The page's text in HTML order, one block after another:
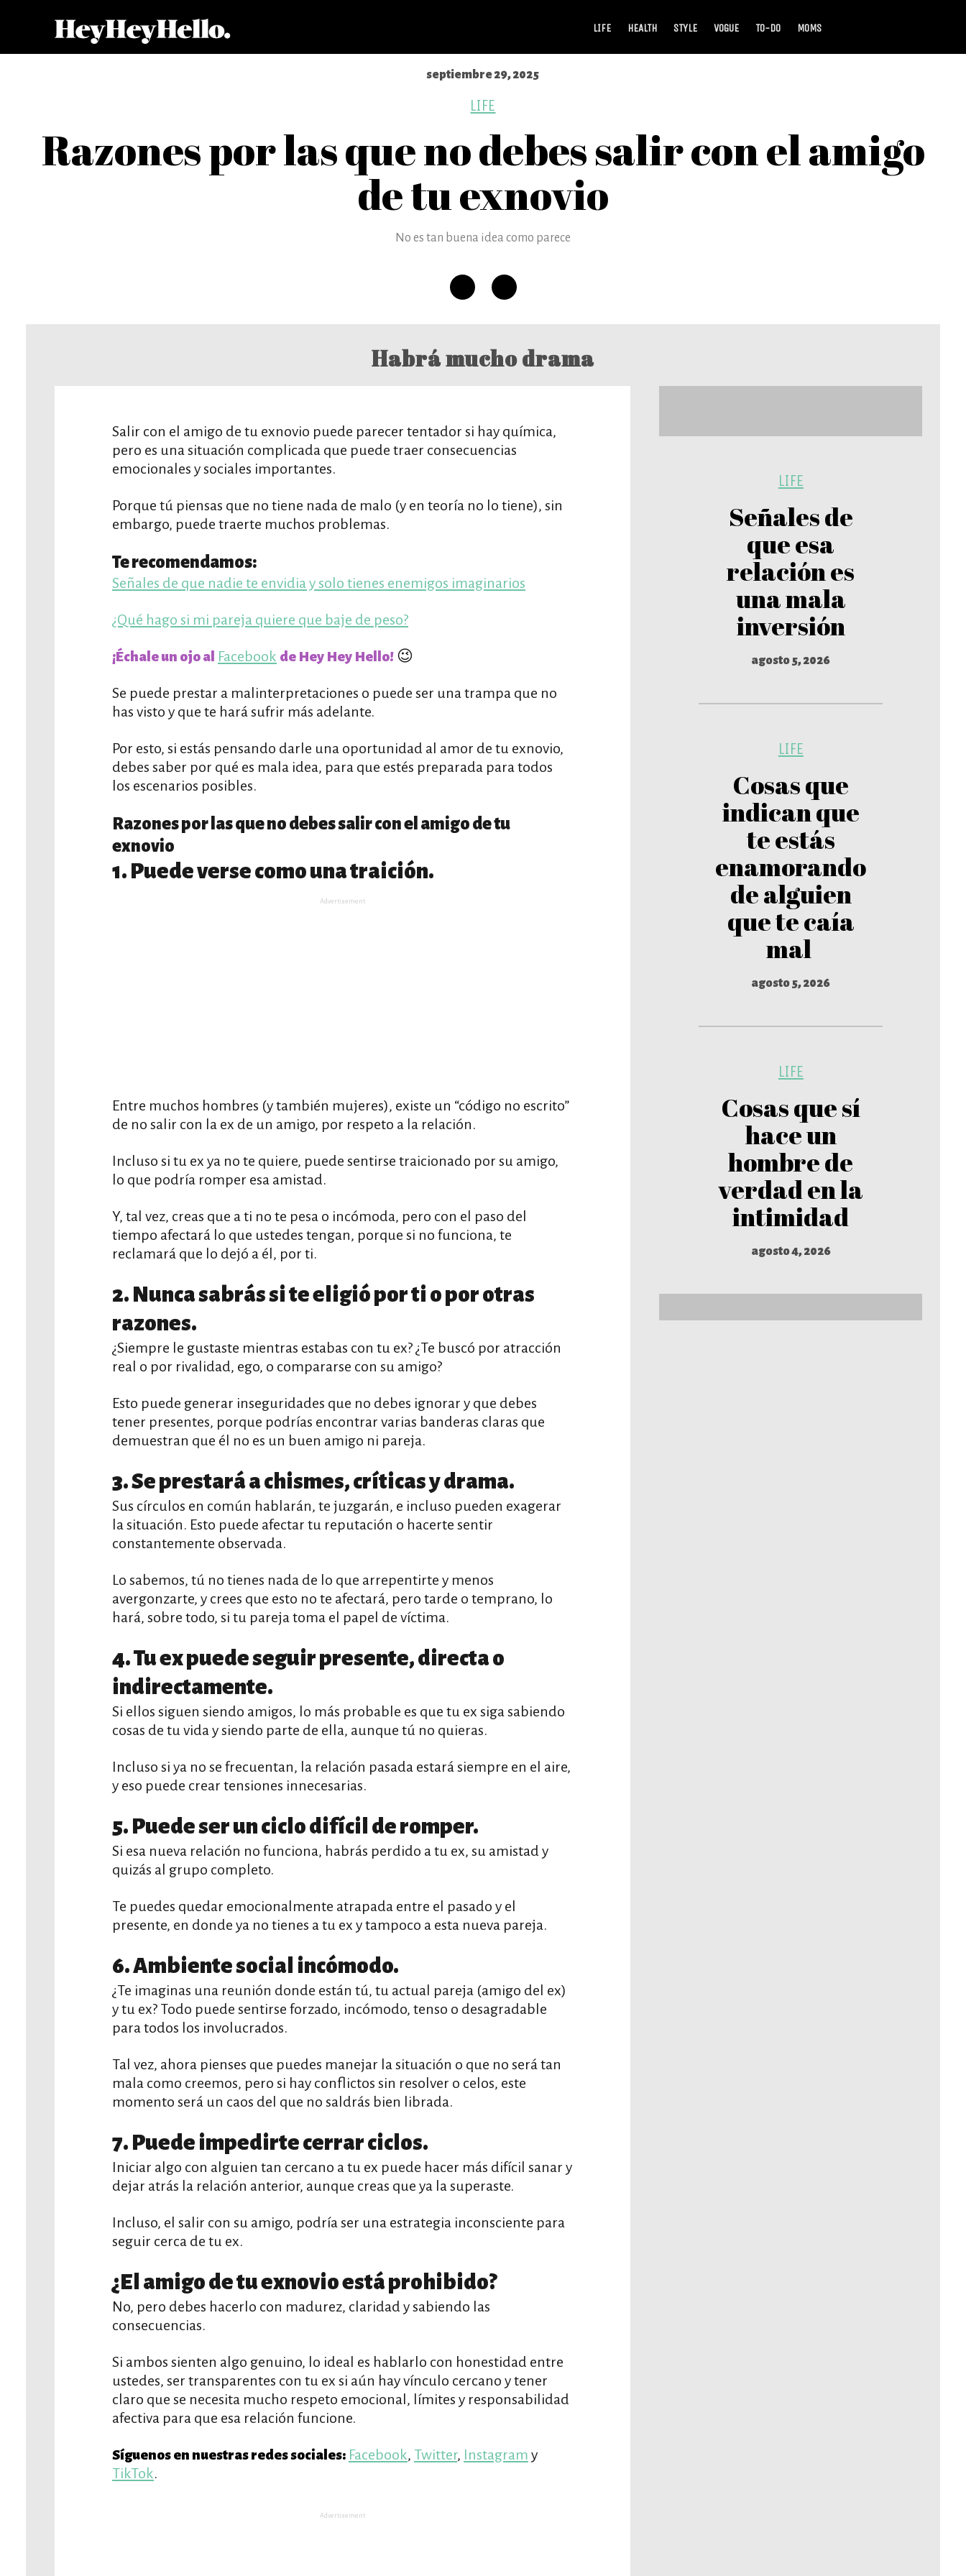
LIFE HEALTH STYLE VOGUE TO-DO MOMS
septiembre 29, 2025
LIFE
Razones por las que no debes salir con el amigo
de tu exnovio
No es tan buena idea como parece
Habrá mucho drama
LIFE
Señales de
que esa
relación es
una mala
inversión
agosto 5, 2026
LIFE
Cosas que
indican que
te estás
enamorando
de alguien
que te caía
mal
agosto 5, 2026
LIFE
Cosas que sí
hace un
hombre de
verdad en la
intimidad
agosto 4, 2026
Salir con el amigo de tu exnovio puede parecer tentador si hay química,
pero es una situación complicada que puede traer consecuencias
emocionales y sociales importantes.
Porque tú piensas que no tiene nada de malo (y en teoría no lo tiene), sin
embargo, puede traerte muchos problemas.
Te recomendamos:
Señales de que nadie te envidia y solo tienes enemigos imaginarios
¿Qué hago si mi pareja quiere que baje de peso?
¡Échale un ojo al Facebook de Hey Hey Hello! 😉
Se puede prestar a malinterpretaciones o puede ser una trampa que no
has visto y que te hará sufrir más adelante.
Por esto, si estás pensando darle una oportunidad al amor de tu exnovio,
debes saber por qué es mala idea, para que estés preparada para todos
los escenarios posibles.
Razones por las que no debes salir con el amigo de tu
exnovio
1. Puede verse como una traición.
Advertisement
Entre muchos hombres (y también mujeres), existe un “código no escrito”
de no salir con la ex de un amigo, por respeto a la relación.
Incluso si tu ex ya no te quiere, puede sentirse traicionado por su amigo,
lo que podría romper esa amistad.
Y, tal vez, creas que a ti no te pesa o incómoda, pero con el paso del
tiempo afectará lo que ustedes tengan, porque si no funciona, te
reclamará que lo dejó a él, por ti.
2. Nunca sabrás si te eligió por ti o por otras
razones.
¿Siempre le gustaste mientras estabas con tu ex? ¿Te buscó por atracción
real o por rivalidad, ego, o compararse con su amigo?
Esto puede generar inseguridades que no debes ignorar y que debes
tener presentes, porque podrías encontrar varias banderas claras que
demuestran que él no es un buen amigo ni pareja.
3. Se prestará a chismes, críticas y drama.
Sus círculos en común hablarán, te juzgarán, e incluso pueden exagerar
la situación. Esto puede afectar tu reputación o hacerte sentir
constantemente observada.
Lo sabemos, tú no tienes nada de lo que arrepentirte y menos
avergonzarte, y crees que esto no te afectará, pero tarde o temprano, lo
hará, sobre todo, si tu pareja toma el papel de víctima.
4. Tu ex puede seguir presente, directa o
indirectamente.
Si ellos siguen siendo amigos, lo más probable es que tu ex siga sabiendo
cosas de tu vida y siendo parte de ella, aunque tú no quieras.
Incluso si ya no se frecuentan, la relación pasada estará siempre en el aire,
y eso puede crear tensiones innecesarias.
5. Puede ser un ciclo difícil de romper.
Si esa nueva relación no funciona, habrás perdido a tu ex, su amistad y
quizás al grupo completo.
Te puedes quedar emocionalmente atrapada entre el pasado y el
presente, en donde ya no tienes a tu ex y tampoco a esta nueva pareja.
6. Ambiente social incómodo.
¿Te imaginas una reunión donde están tú, tu actual pareja (amigo del ex)
y tu ex? Todo puede sentirse forzado, incómodo, tenso o desagradable
para todos los involucrados.
Tal vez, ahora pienses que puedes manejar la situación o que no será tan
mala como creemos, pero si hay conflictos sin resolver o celos, este
momento será un caos del que no saldrás bien librada.
7. Puede impedirte cerrar ciclos.
Iniciar algo con alguien tan cercano a tu ex puede hacer más difícil sanar y
dejar atrás la relación anterior, aunque creas que ya la superaste.
Incluso, el salir con su amigo, podría ser una estrategia inconsciente para
seguir cerca de tu ex.
¿El amigo de tu exnovio está prohibido?
No, pero debes hacerlo con madurez, claridad y sabiendo las
consecuencias.
Si ambos sienten algo genuino, lo ideal es hablarlo con honestidad entre
ustedes, ser transparentes con tu ex si aún hay vínculo cercano y tener
claro que se necesita mucho respeto emocional, límites y responsabilidad
afectiva para que esa relación funcione.
Síguenos en nuestras redes sociales: Facebook, Twitter, Instagram y
TikTok.
Advertisement